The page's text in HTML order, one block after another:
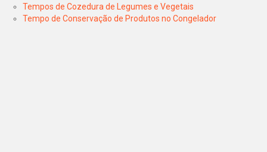
Tempos de Cozedura de Legumes e Vegetais
Tempo de Conservação de Produtos no Congelador